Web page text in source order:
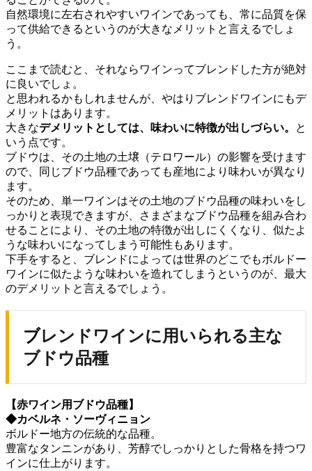
自然環境に左右されやすいワインであっても、常に品質を保
って供給できるというのが大きなメリットと言えるでしょ
う。
ここまで読むと、それならワインってブレンドした方が絶対
に良いでしょ。
と思われるかもしれませんが、やはりブレンドワインにもデ
メリットはあります。
大きなデメリットとしては、味わいに特徴が出しづらい。
と
いう点です。
ブドウは、その土地の土壌（テロワール）の影響を受けます
ので、同じブドウ品種であっても産地により味わいが異なり
ます。
そのため、単一ワインはその土地のブドウ品種の味わいをし
っかりと表現できますが、さまざまなブドウ品種を組み合わ
せることにより、その土地の特徴が出しにくくなり、似たよ
うな味わいになってしまう可能性もあります。
下手をすると、ブレンドによっては世界のどこでもボルドー
ワインに似たような味わいを造れてしまうというのが、最大
のデメリットと言えるでしょう。
ブレンドワインに用いられる主な
ブドウ品種
【赤ワイン用ブドウ品種】
◆カベルネ・ソーヴィニョン
ボルドー地方の伝統的な品種。
豊富なタンニンがあり、芳醇でしっかりとした骨格を持つワ
インに仕上がります。